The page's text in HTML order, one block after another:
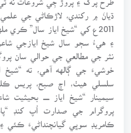
ڌيانَ ۾ رکندي، لاڙڪاڻي جي علمي
2011ع کي “شيخ اياز سال” ڪري
۽ هيءُ سڄو سال شيخ ايازجي
نثر جي مطالعي جي حوالي سان
خوشيءَ جي ڳالهه آهي، ته “شيخ
سلسلي هيٺ، اڄ صبح، پريس
سيمينار “شيخ اياز ــــــ بحيثيت
پروگرام جي صدارت اُپ کنڊ
ڪامريڊ سوڀي گيانچنداڻيءَ ڪئي